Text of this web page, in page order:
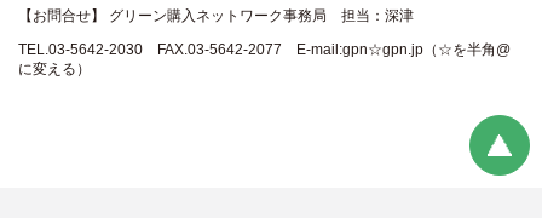
【お問合せ】 グリーン購入ネットワーク事務局 担当：深津
TEL.03-5642-2030 FAX.03-5642-2077 E-mail:gpn☆gpn.jp（☆を半角@
に変える）